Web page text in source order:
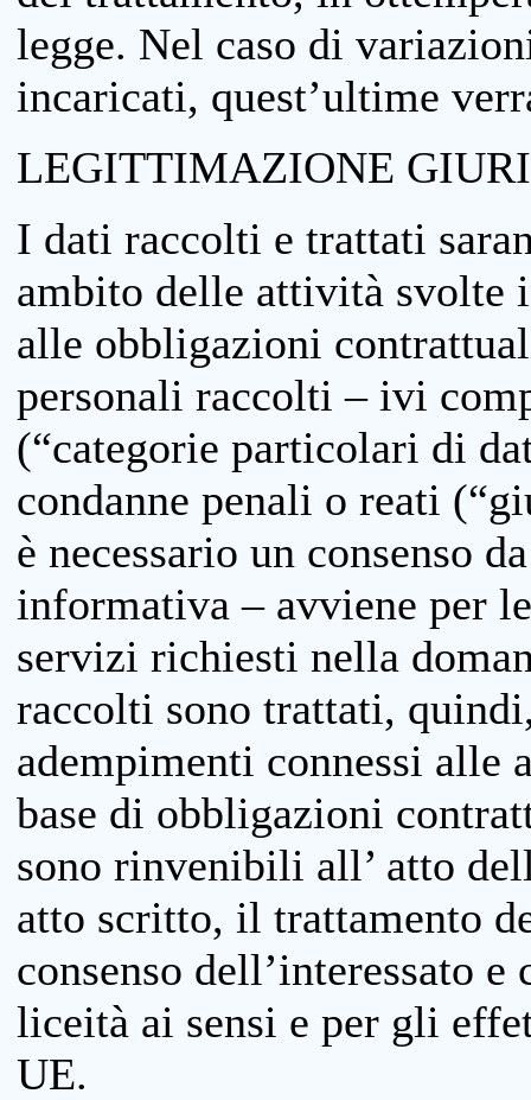
legge. Nel caso di
incaricati, quest’ultime
LEGITTIMAZIONE
I dati raccolti e trattati
ambito delle attività svolte
alle obbligazioni
personali raccolti – ivi
(“categorie particolari di
condanne penali o reati
è necessario un consenso
informativa – avviene per
servizi richiesti nella
raccolti sono trattati,
adempimenti connessi
base di obbligazioni
sono rinvenibili all’ atto
atto scritto, il trattamento
consenso dell’interessato
liceità ai sensi e per gli
UE.